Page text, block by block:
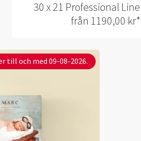
30 x 21 Professional
från 1190,00 kr*
till och med 09-08-2026.